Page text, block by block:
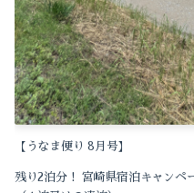
【うなま便り 8月号】
残り2泊分！ 宮崎県宿泊キャンペ